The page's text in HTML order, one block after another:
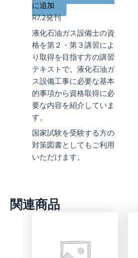
に追加
R7.2発刊
液化石油ガス設備士の資
格を第２・第３講習によ
り取得を目指す方の講習
テキストで、液化石油ガ
ス設備工事に必要な基本
的事項から資格取得に必
要な内容を紹介していま
す。
国家試験を受験する方の
対策図書としてもご利用
いただけます。
関連商品